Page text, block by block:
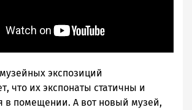
экспозиций
что их экспонаты статичны и
в помещении. А вот новый музей,